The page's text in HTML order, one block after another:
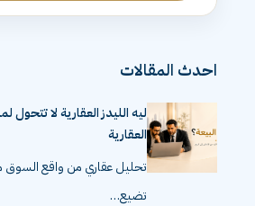
احدث المقالات
ليه الليدز العقارية لا تتحول
العقارية
تحليل عقاري من واقع السوق
تضيع…